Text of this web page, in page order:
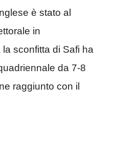
è stato al
in
la sconfitta di Safi ha
da 7-8
raggiunto con il